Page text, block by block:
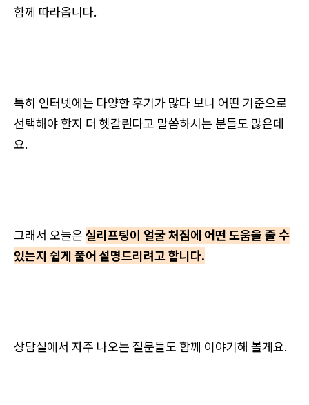
함께 따라옵니다.
특히 인터넷에는 다양한 후기가 많다 보니 어떤 기준으로
선택해야 할지 더 헷갈린다고 말씀하시는 분들도 많은데
요.
그래서 오늘은 실리프팅이 얼굴 처짐에 어떤 도움을 줄 수
있는지 쉽게 풀어 설명드리려고 합니다.
상담실에서 자주 나오는 질문들도 함께 이야기해 볼게요.